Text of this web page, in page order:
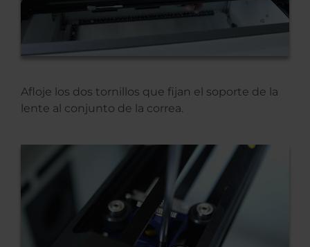
Afloje los dos tornillos que fijan el soporte de la
lente al conjunto de la correa.